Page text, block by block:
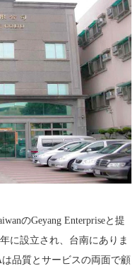
のGeyang Enterpriseと提
に設立され、台南にありま
品質とサービスの両面で顧